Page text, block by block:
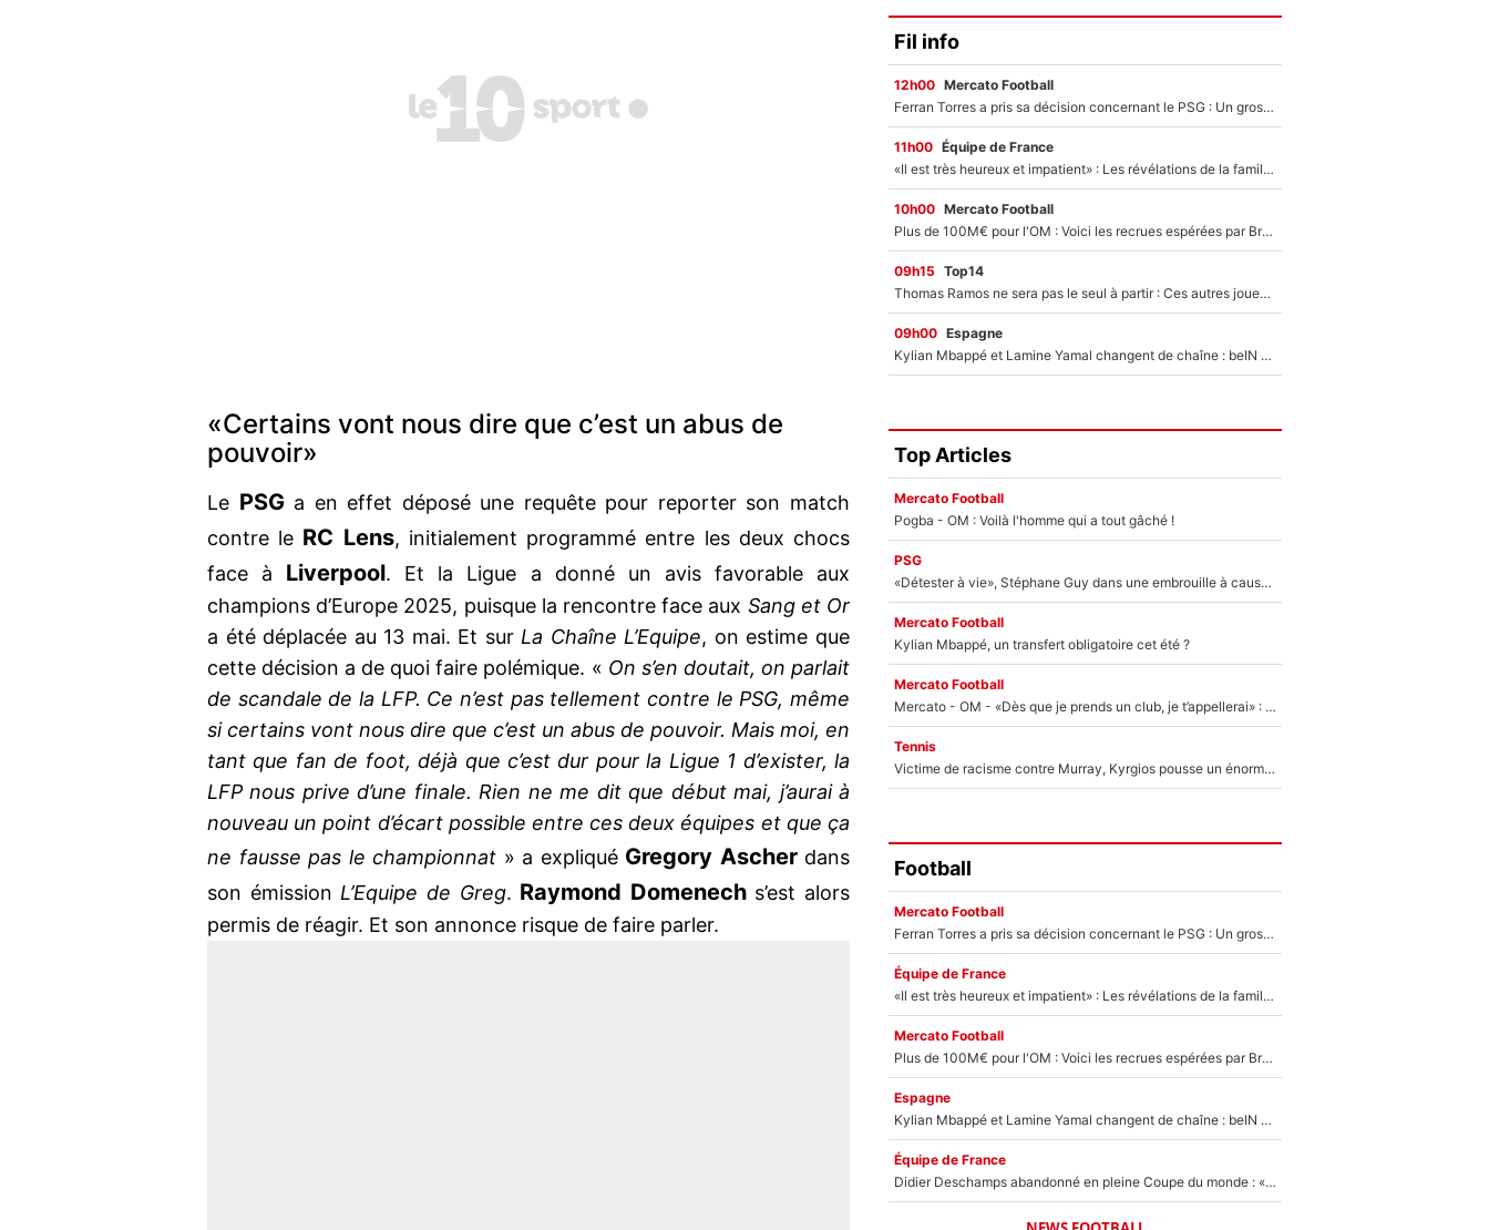
«Certains vont nous dire que c’est un abus de
pouvoir»
Le PSGa en effet déposé une requête pour reporter son match
contre le RC Lens, initialement programmé entre les deux chocs
face à Liverpool. Et la Ligue a donné un avis favorable aux
champions d’Europe 2025, puisque la rencontre face aux Sang et Or
a été déplacée au 13 mai. Et surLa Chaîne L’Equipe, on estime que
cette décision a de quoi faire polémique. « On s’en doutait, on parlait
de scandale de la LFP. Ce n’est pas tellement contre le PSG, même
si certains vont nous dire que c’est un abus de pouvoir. Mais moi, en
tant que fan de foot, déjà que c’est dur pour la Ligue 1 d’exister, la
LFP nous prive d’une finale. Rien ne me dit que début mai, j’aurai à
nouveau un point d’écart possible entre ces deux équipes et que ça
ne fausse pas le championnat » a expliqué Gregory Ascherdans
son émissionL’Equipe de Greg. Raymond Domenechs’est alors
permis de réagir. Et son annonce risque de faire parler.
Fil info
12h00 Mercato Football
Ferran Torres a pris sa décision concernant le PSG : Un gros club étranger prêt à relancer le feuilleton pour la signature du champion du monde 2026 !
11h00 Équipe de France
«Il est très heureux et impatient» : Les révélations de la famille Zidane sur sa prise de pouvoir en équipe de France !
10h00 Mercato Football
Plus de 100M€ pour l'OM : Voici les recrues espérées par Bruno Genesio et Grégory Lorenzi après l’opération dégraissage
09h15 Top14
Thomas Ramos ne sera pas le seul à partir : Ces autres joueurs du XV de France pourraient aussi quitter le Stade Toulousain, un club de Top 14 est déjà sur les rangs
09h00 Espagne
Kylian Mbappé et Lamine Yamal changent de chaîne : beIN SPORTS ne digère pas cette décision historique et prédit un fiasco pour la Liga
Top Articles
Mercato Football
Pogba - OM : Voilà l'homme qui a tout gâché !
PSG
«Détester à vie», Stéphane Guy dans une embrouille à cause du PSG !
Mercato Football
Kylian Mbappé, un transfert obligatoire cet été ?
Mercato Football
Mercato - OM - «Dès que je prends un club, je t’appellerai» : La promesse de Marcelino au moment de claquer la porte
Tennis
Victime de racisme contre Murray, Kyrgios pousse un énorme coup de gueule !
Football
Mercato Football
Ferran Torres a pris sa décision concernant le PSG : Un gros club étranger prêt à relancer le feuilleton pour la signature du champion du monde 2026 !
Équipe de France
«Il est très heureux et impatient» : Les révélations de la famille Zidane sur sa prise de pouvoir en équipe de France !
Mercato Football
Plus de 100M€ pour l'OM : Voici les recrues espérées par Bruno Genesio et Grégory Lorenzi après l’opération dégraissage
Espagne
Kylian Mbappé et Lamine Yamal changent de chaîne : beIN SPORTS ne digère pas cette décision historique et prédit un fiasco pour la Liga
Équipe de France
Didier Deschamps abandonné en pleine Coupe du monde : «La FFF était déjà passée à Zinedine Zidane»